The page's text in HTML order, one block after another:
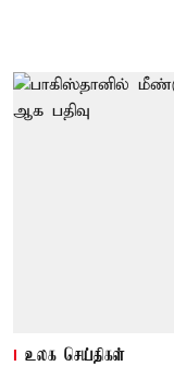
உலக செய்திகள்